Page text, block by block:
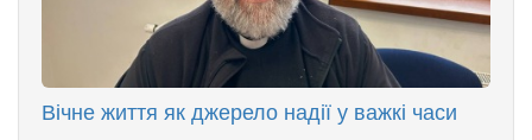
Вічне життя як джерело надії у важкі часи